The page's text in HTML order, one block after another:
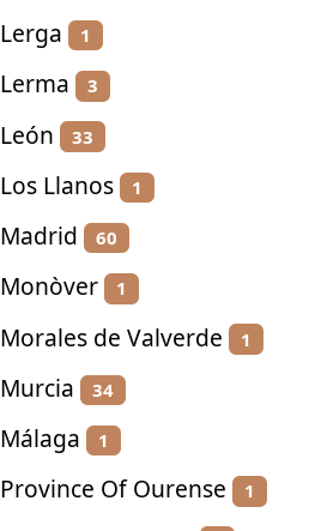
Lerga 1
Lerma 3
León 33
Los Llanos 1
Madrid 60
Monòver 1
Morales de Valverde 1
Murcia 34
Málaga 1
Province Of Ourense 1